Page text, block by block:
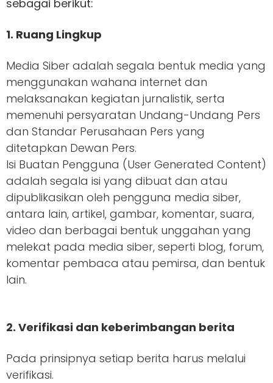
sebagai berikut:
1. Ruang Lingkup
Media Siber adalah segala bentuk media yang
menggunakan wahana internet dan
melaksanakan kegiatan jurnalistik, serta
memenuhi persyaratan Undang-Undang Pers
dan Standar Perusahaan Pers yang
ditetapkan Dewan Pers.
Isi Buatan Pengguna (User Generated Content)
adalah segala isi yang dibuat dan atau
dipublikasikan oleh pengguna media siber,
antara lain, artikel, gambar, komentar, suara,
video dan berbagai bentuk unggahan yang
melekat pada media siber, seperti blog, forum,
komentar pembaca atau pemirsa, dan bentuk
lain.
2. Verifikasi dan keberimbangan berita
Pada prinsipnya setiap berita harus melalui
verifikasi.